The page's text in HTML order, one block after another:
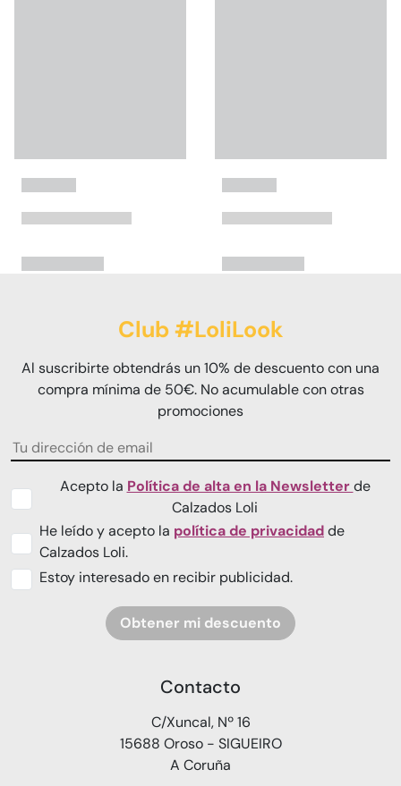
Club #LoliLook
Al suscribirte obtendrás un 10% de descuento con una
compra mínima de 50€. No acumulable con otras
promociones
Acepto la Política de alta en la Newsletterde
Calzados Loli
He leído y acepto la política de privacidadde
Calzados Loli.
Estoy interesado en recibir publicidad.
Obtener mi descuento
Contacto
C/Xuncal, Nº 16
15688 Oroso - SIGUEIRO
A Coruña